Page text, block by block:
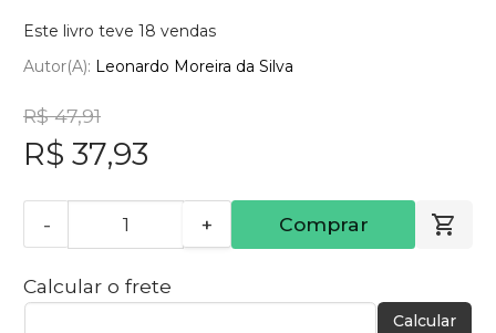
Este livro teve 18 vendas
Autor(a): Leonardo Moreira da Silva
R$ 47,91
R$ 37,93
- + Comprar
Calcular o frete
Calcular